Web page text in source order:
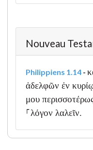
Nouveau
Philippiens 1.14 -
ἀδελφῶν ἐν
μου
⸀λόγον λαλεῖν.